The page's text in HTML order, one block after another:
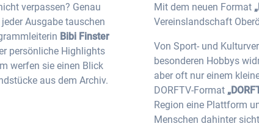
verpassen? Genau
Ausgabe tauschen
Bibi Finster
persönliche Highlights
werfen sie einen Blick
aus dem Archiv.
Mit dem neuen Format
Vereinslandschaft
Von Sport- und
besonderen Hobbys
aber oft nur einem
DORFTV-Format
Region eine Plattform
Menschen dahinter